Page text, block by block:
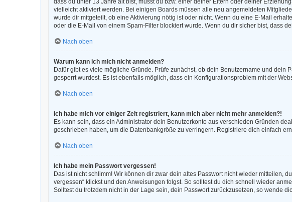
dass du unter 13 Jahre alt bist, musst du bzw. einer deiner Eltern oder deiner
vielleicht aktiviert werden. Bei einigen Boards müssen alle neu angemeldeten
wurde dir mitgeteilt, ob eine Aktivierung nötig ist oder nicht. Wenn du eine E-Mail
oder die E-Mail von einem Spam-Filter blockiert wurde. Wenn du dir sicher bist, dass
Nach oben
Warum kann ich mich nicht anmelden?
Dafür gibt es viele mögliche Gründe. Prüfe zunächst, ob dein Benutzername und
gesperrt wurdest. Es ist ebenfalls möglich, dass ein Konfigurationsproblem mit der
Nach oben
Ich habe mich vor einiger Zeit registriert, kann mich aber nicht mehr anmelden?!
Es kann sein, dass ein Administrator dein Benutzerkonto aus verschieden Gründen
geschrieben haben, um die Datenbankgröße zu verringern. Registriere dich einfach
Nach oben
Ich habe mein Passwort vergessen!
Das ist nicht schlimm! Wir können dir zwar dein altes Passwort nicht wieder mitteilen,
vergessen“ klickst und den Anweisungen folgst. So solltest du dich schnell wieder
Solltest du trotzdem nicht in der Lage sein, dein Passwort zurückzusetzen, so wende